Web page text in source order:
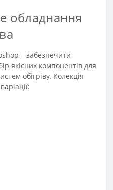
обладнання
– забезпечити
якісних компонентів для
обігріву. Колекція